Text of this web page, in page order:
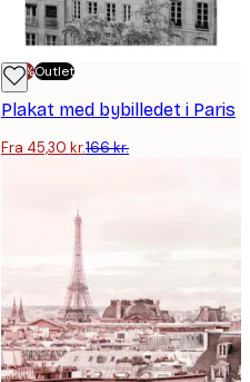
-70%Outlet
Plakat med bybilledet i Paris
Fra 45,30 kr.166 kr.